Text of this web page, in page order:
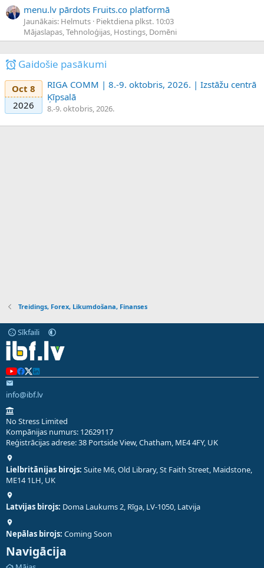
menu.lv pārdots Fruits.co platformā
Jaunākais: Helmuts Piektdiena plkst. 10:03
Mājaslapas, Tehnoloģijas, Hostings, Domēni
Gaidošie pasākumi
Oct 8
2026
RIGA COMM | 8.-9. oktobris, 2026. | Izstāžu centrā
Ķīpsalā
8.-9. oktobris, 2026.
Treidings, Forex, Likumdošana, Finanses
Sīkfaili
info@ibf.lv
No Stress Limited
Kompānijas numurs: 12629117
Reģistrācijas adrese: 38 Portside View, Chatham, ME4 4FY, UK
Lielbritānijas birojs: Suite M6, Old Library, St Faith Street, Maidstone,
ME14 1LH, UK
Latvijas birojs: Doma Laukums 2, Rīga, LV-1050, Latvija
Nepālas birojs: Coming Soon
Navigācija